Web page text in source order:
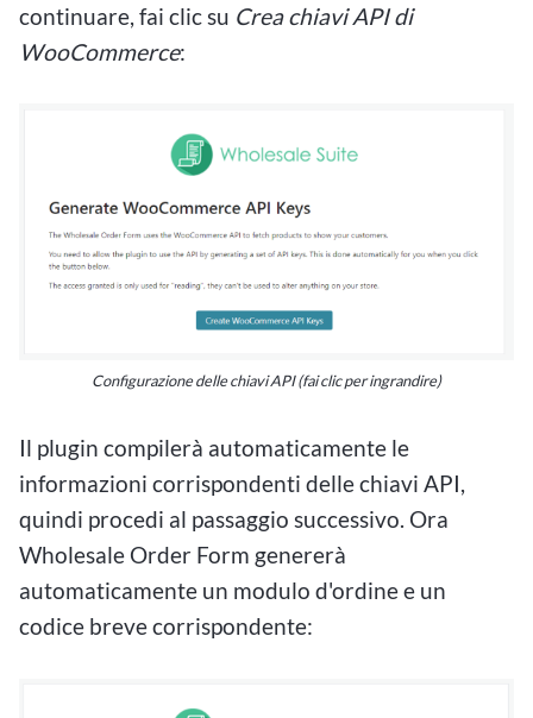
continuare, fai clic su Crea chiavi API di
WooCommerce:
Configurazione delle chiavi API (fai clic per ingrandire)
Il plugin compilerà automaticamente le
informazioni corrispondenti delle chiavi API,
quindi procedi al passaggio successivo. Ora
Wholesale Order Form genererà
automaticamente un modulo d'ordine e un
codice breve corrispondente: